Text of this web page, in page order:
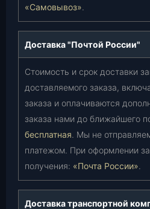
«Самовывоз».
Доставка "Почтой России"
Стоимость и срок доставки
доставляемого заказа,
заказа и оплачиваются
заказа нами до ближайшего
бесплатная. Мы не
платежом. При оформлении
получения: «Почта России».
Доставка транспортной